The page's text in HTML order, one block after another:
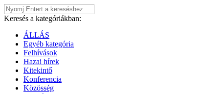
Keresés a kategóriákban:
ÁLLÁS
Egyéb kategória
Felhívások
Hazai hírek
Kitekintő
Konferencia
Közösség